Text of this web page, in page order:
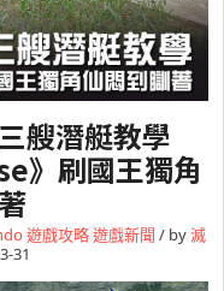
艘潛艇教學
》刷國王獨角
遊戲攻略遊戲新聞 / by滅
31